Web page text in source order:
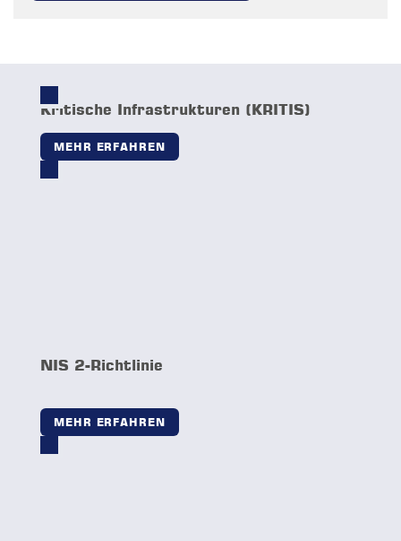
Kritische Infrastrukturen (KRITIS)
MEHR ERFAHREN
NIS 2-Richtlinie
OT Netzwerk Analyse
MEHR ERFAHREN